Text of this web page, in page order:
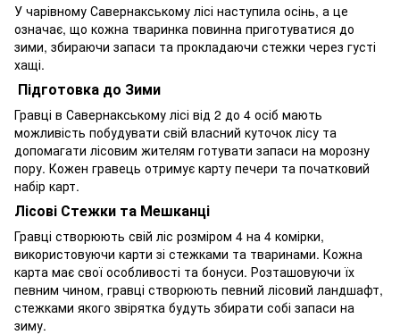
У чарівному Савернакському лісі наступила осінь, а це
означає, що кожна тваринка повинна приготуватися до
зими, збираючи запаси та прокладаючи стежки через густі
хащі.
Підготовка до Зими
Гравці в Савернакському лісі від 2 до 4 осіб мають
можливість побудувати свій власний куточок лісу та
допомагати лісовим жителям готувати запаси на морозну
пору. Кожен гравець отримує карту печери та початковий
набір карт.
Лісові Стежки та Мешканці
Гравці створюють свій ліс розміром 4 на 4 комірки,
використовуючи карти зі стежками та тваринами. Кожна
карта має свої особливості та бонуси. Розташовуючи їх
певним чином, гравці створюють певний лісовий ландшафт,
стежками якого звірятка будуть збирати собі запаси на
зиму.